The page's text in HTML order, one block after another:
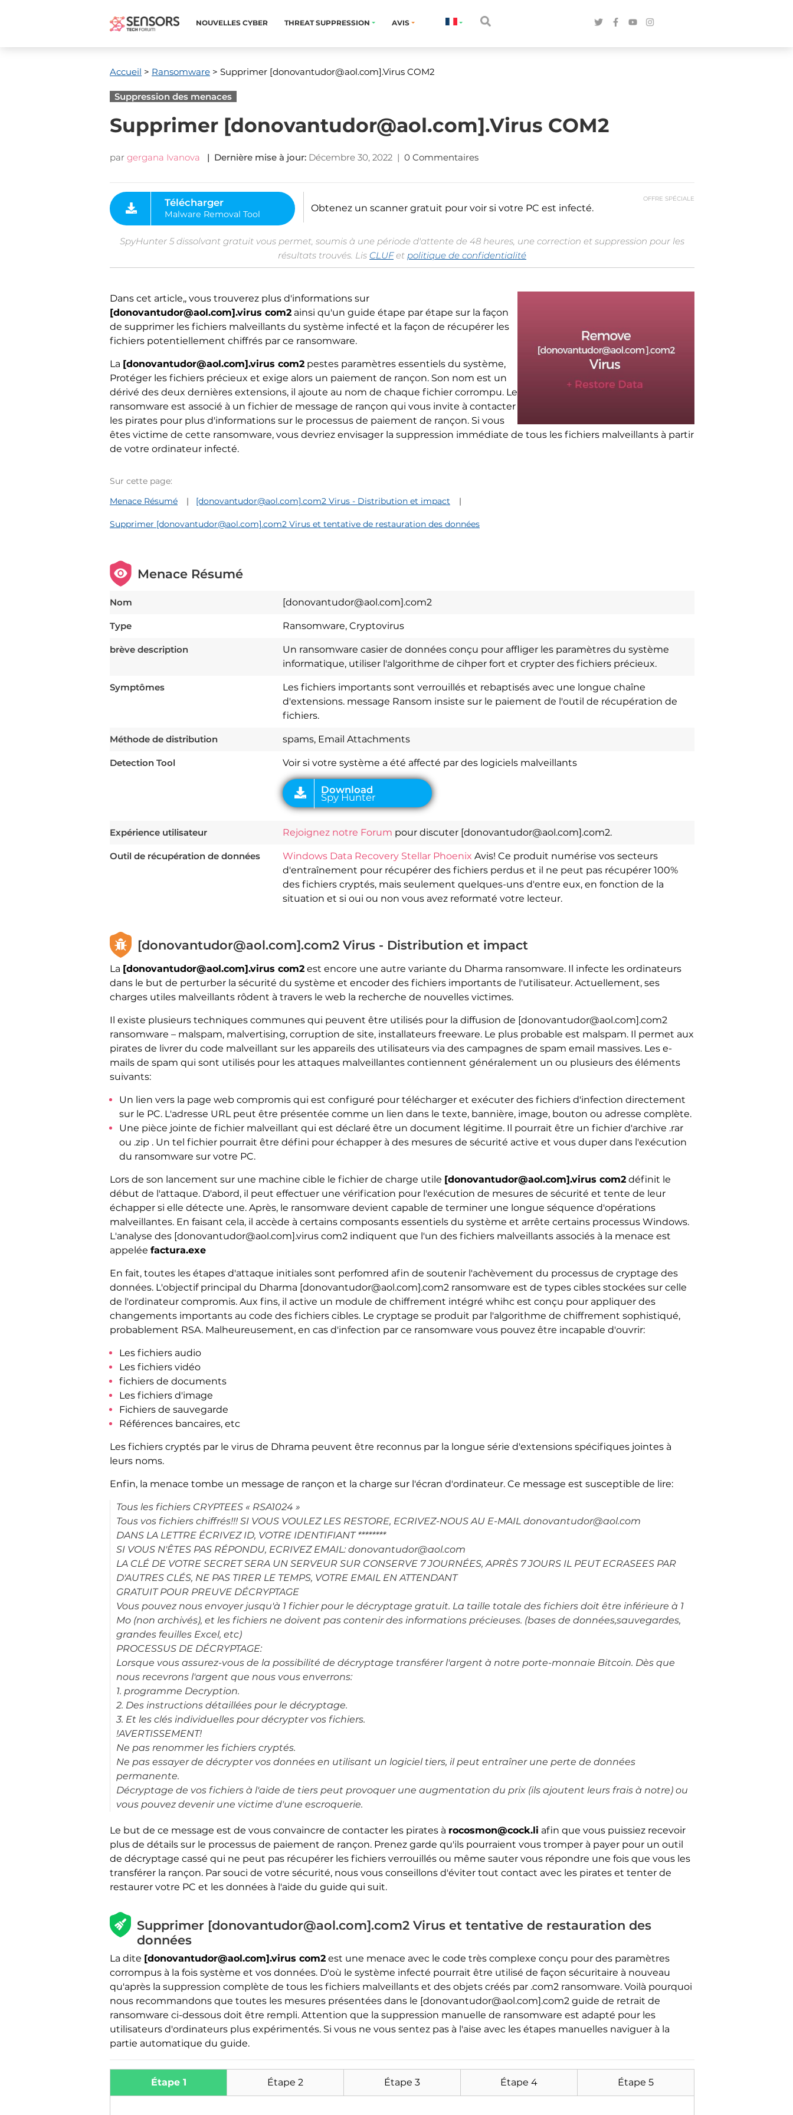
NOUVELLES CYBER THREAT SUPPRESSION AVIS
Accueil > Ransomware > Supprimer [donovantudor@aol.com].Virus COM2
Suppression des menaces
Supprimer [donovantudor@aol.com].Virus COM2
par gergana Ivanova | Dernière mise à jour: Décembre 30, 2022 | 0 Commentaires
OFFRE SPÉCIALE
Malware Removal Tool
Obtenez un scanner gratuit pour voir si votre PC est infecté.
SpyHunter 5 dissolvant gratuit vous permet, soumis à une période d'attente de 48 heures, une correction et suppression pour les
résultats trouvés. Lis CLUFet politique de confidentialité
Dans cet article,, vous trouverez plus d'informations sur
[donovantudor@aol.com].virus com2 ainsi qu'un guide étape par étape sur la façon
de supprimer les fichiers malveillants du système infecté et la façon de récupérer les
fichiers potentiellement chiffrés par ce ransomware.
La [donovantudor@aol.com].virus com2 pestes paramètres essentiels du système,
Protéger les fichiers précieux et exige alors un paiement de rançon. Son nom est un
dérivé des deux dernières extensions, il ajoute au nom de chaque fichier corrompu. Le
ransomware est associé à un fichier de message de rançon qui vous invite à contacter
les pirates pour plus d'informations sur le processus de paiement de rançon. Si vous
êtes victime de cette ransomware, vous devriez envisager la suppression immédiate de tous les fichiers malveillants à partir
de votre ordinateur infecté.
Sur cette page:
Menace Résumé
[donovantudor@aol.com].com2 Virus - Distribution et impact
Supprimer [donovantudor@aol.com].com2 Virus et tentative de restauration des données
Menace Résumé
Nom [donovantudor@aol.com].com2
Type Ransomware, Cryptovirus
brève description
Un ransomware casier de données conçu pour affliger les paramètres du système
informatique, utiliser l'algorithme de cihper fort et crypter des fichiers précieux.
Symptômes
Les fichiers importants sont verrouillés et rebaptisés avec une longue chaîne
d'extensions. message Ransom insiste sur le paiement de l'outil de récupération de
fichiers.
Méthode de distribution spams, Email Attachments
Detection Tool Voir si votre système a été affecté par des logiciels malveillants
Download
Expérience utilisateur Rejoignez notre Forum pour discuter [donovantudor@aol.com].com2.
Outil de récupération de données Windows Data Recovery Stellar Phoenix Avis! Ce produit numérise vos secteurs
d'entraînement pour récupérer des fichiers perdus et il ne peut pas récupérer 100%
des fichiers cryptés, mais seulement quelques-uns d'entre eux, en fonction de la
situation et si oui ou non vous avez reformaté votre lecteur.
[donovantudor@aol.com].com2 Virus - Distribution et impact
La [donovantudor@aol.com].virus com2 est encore une autre variante du Dharma ransomware. Il infecte les ordinateurs
dans le but de perturber la sécurité du système et encoder des fichiers importants de l'utilisateur. Actuellement, ses
charges utiles malveillants rôdent à travers le web la recherche de nouvelles victimes.
Il existe plusieurs techniques communes qui peuvent être utilisés pour la diffusion de [donovantudor@aol.com].com2
ransomware – malspam, malvertising, corruption de site, installateurs freeware. Le plus probable est malspam. Il permet aux
pirates de livrer du code malveillant sur les appareils des utilisateurs via des campagnes de spam email massives. Les e-
mails de spam qui sont utilisés pour les attaques malveillantes contiennent généralement un ou plusieurs des éléments
suivants:
Un lien vers la page web compromis qui est configuré pour télécharger et exécuter des fichiers d'infection directement
sur le PC. L'adresse URL peut être présentée comme un lien dans le texte, bannière, image, bouton ou adresse complète.
Une pièce jointe de fichier malveillant qui est déclaré être un document légitime. Il pourrait être un fichier d'archive .rar
ou .zip . Un tel fichier pourrait être défini pour échapper à des mesures de sécurité active et vous duper dans l'exécution
du ransomware sur votre PC.
Lors de son lancement sur une machine cible le fichier de charge utile [donovantudor@aol.com].virus com2 définit le
début de l'attaque. D'abord, il peut effectuer une vérification pour l'exécution de mesures de sécurité et tente de leur
échapper si elle détecte une. Après, le ransomware devient capable de terminer une longue séquence d'opérations
malveillantes. En faisant cela, il accède à certains composants essentiels du système et arrête certains processus Windows.
L'analyse des [donovantudor@aol.com].virus com2 indiquent que l'un des fichiers malveillants associés à la menace est
appelée factura.exe
En fait, toutes les étapes d'attaque initiales sont perfomred afin de soutenir l'achèvement du processus de cryptage des
données. L'objectif principal du Dharma [donovantudor@aol.com].com2 ransomware est de types cibles stockées sur celle
de l'ordinateur compromis. Aux fins, il active un module de chiffrement intégré whihc est conçu pour appliquer des
changements importants au code des fichiers cibles. Le cryptage se produit par l'algorithme de chiffrement sophistiqué,
probablement RSA. Malheureusement, en cas d'infection par ce ransomware vous pouvez être incapable d'ouvrir:
Les fichiers audio
Les fichiers vidéo
fichiers de documents
Les fichiers d'image
Fichiers de sauvegarde
Références bancaires, etc
Les fichiers cryptés par le virus de Dhrama peuvent être reconnus par la longue série d'extensions spécifiques jointes à
leurs noms.
Enfin, la menace tombe un message de rançon et la charge sur l'écran d'ordinateur. Ce message est susceptible de lire:
Tous les fichiers CRYPTEES « RSA1024 »
Tous vos fichiers chiffrés!!! SI VOUS VOULEZ LES RESTORE, ECRIVEZ-NOUS AU E-MAIL donovantudor@aol.com
DANS LA LETTRE ÉCRIVEZ ID, VOTRE IDENTIFIANT ********
SI VOUS N'ÊTES PAS RÉPONDU, ECRIVEZ EMAIL: donovantudor@aol.com
LA CLÉ DE VOTRE SECRET SERA UN SERVEUR SUR CONSERVE 7 JOURNÉES, APRÈS 7 JOURS IL PEUT ECRASEES PAR
D'AUTRES CLÉS, NE PAS TIRER LE TEMPS, VOTRE EMAIL EN ATTENDANT
GRATUIT POUR PREUVE DÉCRYPTAGE
Vous pouvez nous envoyer jusqu'à 1 fichier pour le décryptage gratuit. La taille totale des fichiers doit être inférieure à 1
Mo (non archivés), et les fichiers ne doivent pas contenir des informations précieuses. (bases de données,sauvegardes,
grandes feuilles Excel, etc)
PROCESSUS DE DÉCRYPTAGE:
Lorsque vous assurez-vous de la possibilité de décryptage transférer l'argent à notre porte-monnaie Bitcoin. Dès que
nous recevrons l'argent que nous vous enverrons:
1. programme Decryption.
2. Des instructions détaillées pour le décryptage.
3. Et les clés individuelles pour décrypter vos fichiers.
!AVERTISSEMENT!
Ne pas renommer les fichiers cryptés.
Ne pas essayer de décrypter vos données en utilisant un logiciel tiers, il peut entraîner une perte de données
permanente.
Décryptage de vos fichiers à l'aide de tiers peut provoquer une augmentation du prix (ils ajoutent leurs frais à notre) ou
vous pouvez devenir une victime d'une escroquerie.
Le but de ce message est de vous convaincre de contacter les pirates à rocosmon@cock.li afin que vous puissiez recevoir
plus de détails sur le processus de paiement de rançon. Prenez garde qu'ils pourraient vous tromper à payer pour un outil
de décryptage cassé qui ne peut pas récupérer les fichiers verrouillés ou même sauter vous répondre une fois que vous les
transférer la rançon. Par souci de votre sécurité, nous vous conseillons d'éviter tout contact avec les pirates et tenter de
restaurer votre PC et les données à l'aide du guide qui suit.
Supprimer [donovantudor@aol.com].com2 Virus et tentative de restauration des
données
La dite [donovantudor@aol.com].virus com2 est une menace avec le code très complexe conçu pour des paramètres
corrompus à la fois système et vos données. D'où le système infecté pourrait être utilisé de façon sécuritaire à nouveau
qu'après la suppression complète de tous les fichiers malveillants et des objets créés par .com2 ransomware. Voilà pourquoi
nous recommandons que toutes les mesures présentées dans le [donovantudor@aol.com].com2 guide de retrait de
ransomware ci-dessous doit être rempli. Attention que la suppression manuelle de ransomware est adapté pour les
utilisateurs d'ordinateurs plus expérimentés. Si vous ne vous sentez pas à l'aise avec les étapes manuelles naviguer à la
partie automatique du guide.
Étape 1 Étape 2 Étape 3 Étape 4 Étape 5
Télécharger
Malware Removal Tool